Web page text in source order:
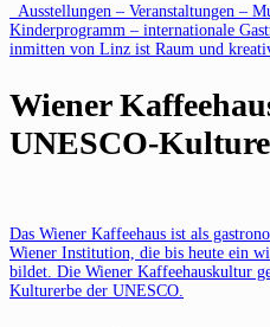
Ausstellungen – Veranstaltungen –
Kinderprogramm – internationale
inmitten von Linz ist Raum und
Wiener
UNESCO-
Das Wiener Kaffeehaus ist als
Wiener Institution, die bis heute ein
bildet. Die Wiener Kaffeehauskultur
Kulturerbe der UNESCO.